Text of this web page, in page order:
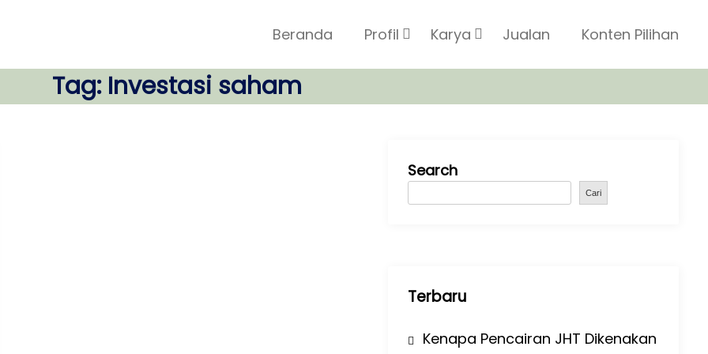
Beranda Profil Karya Jualan Konten Pilihan
Tag: Investasi saham
Search
Cari
Terbaru
Kenapa Pencairan JHT Dikenakan